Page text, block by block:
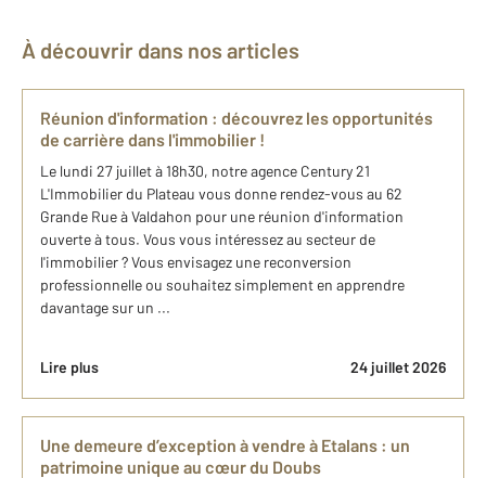
À découvrir dans nos articles
Réunion d'information : découvrez les opportunités
de carrière dans l'immobilier !
Le lundi 27 juillet à 18h30, notre agence Century 21
L'Immobilier du Plateau vous donne rendez-vous au 62
Grande Rue à Valdahon pour une réunion d'information
ouverte à tous. Vous vous intéressez au secteur de
l'immobilier ? Vous envisagez une reconversion
professionnelle ou souhaitez simplement en apprendre
davantage sur un ...
Lire plus 24 juillet 2026
Une demeure d’exception à vendre à Etalans : un
patrimoine unique au cœur du Doubs